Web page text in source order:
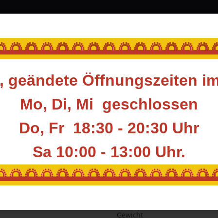
geändete Öffnungszeiten
Mo, Di, Mi geschlossen
Do, Fr 18:30 - 20:30 Uhr
Sa 10:00 - 13:00 Uhr.
Artikelnummer:GT-PNT-93M
Hersteller: Gold Tip
Gewicht